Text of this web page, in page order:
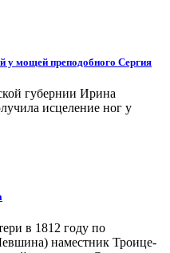
у мощей преподобного Сергия
губернии Ирина
исцеление ног у
в 1812 году по
наместник Троице-